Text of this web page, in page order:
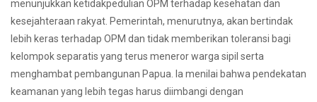
menunjukkan ketidakpedulian OPM terhadap kesehatan dan
kesejahteraan rakyat. Pemerintah, menurutnya, akan bertindak
lebih keras terhadap OPM dan tidak memberikan toleransi bagi
kelompok separatis yang terus meneror warga sipil serta
menghambat pembangunan Papua. Ia menilai bahwa pendekatan
keamanan yang lebih tegas harus diimbangi dengan